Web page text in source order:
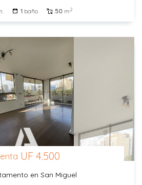
1 baño 50 m2
UF 4.500
en San Miguel